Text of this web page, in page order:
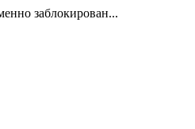
заблокирован...